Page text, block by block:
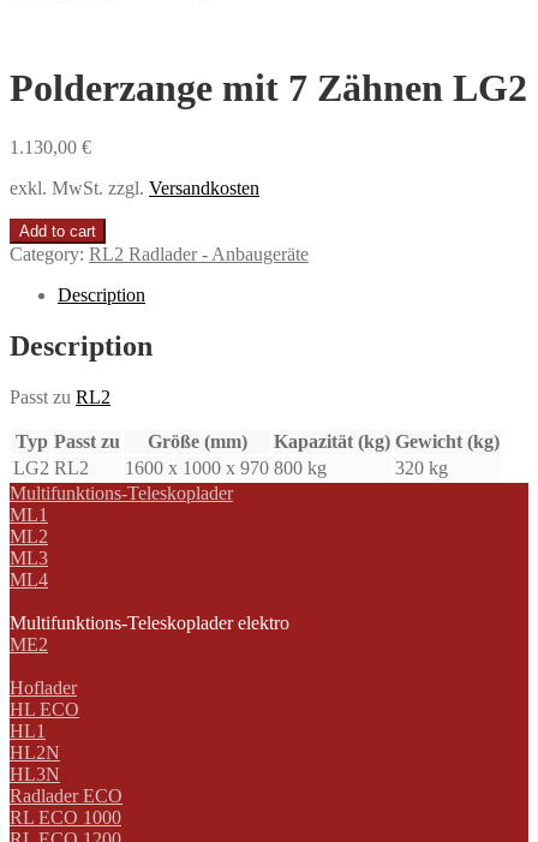
Polderzange mit 7 Zähnen LG2
1.130,00 €
exkl. MwSt. zzgl. Versandkosten
Add to cart
Category: RL2 Radlader - Anbaugeräte
Description
Description
Passt zu RL2
Typ Passt zu Größe (mm) Kapazität (kg) Gewicht (kg)
LG2 RL2 1600 x 1000 x 970 800 kg
320 kg
Multifunktions-Teleskoplader
ML1
ML2
ML3
ML4
Multifunktions-Teleskoplader elektro
ME2
Hoflader
HL ECO
HL1
HL2N
HL3N
Radlader ECO
RL ECO 1000